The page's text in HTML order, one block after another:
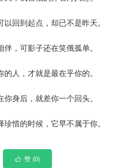
回到起点，却已不是昨天。
，可影子还在笑俄孤单。
人，才就是最在乎你的。
身后，就差你一个回头。
惜的时候，它早不属于你。
 赞 (0)